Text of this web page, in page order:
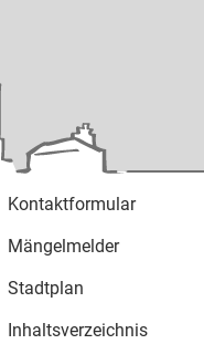
Kontaktformular
Mängelmelder
Stadtplan
Inhaltsverzeichnis